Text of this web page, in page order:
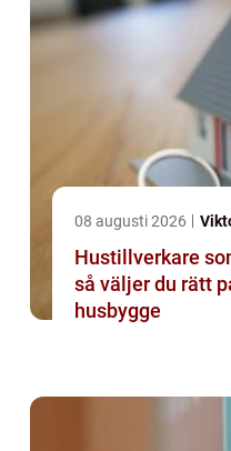
08 augusti 2026
Hustillverkare
så väljer du rätt
husbygge